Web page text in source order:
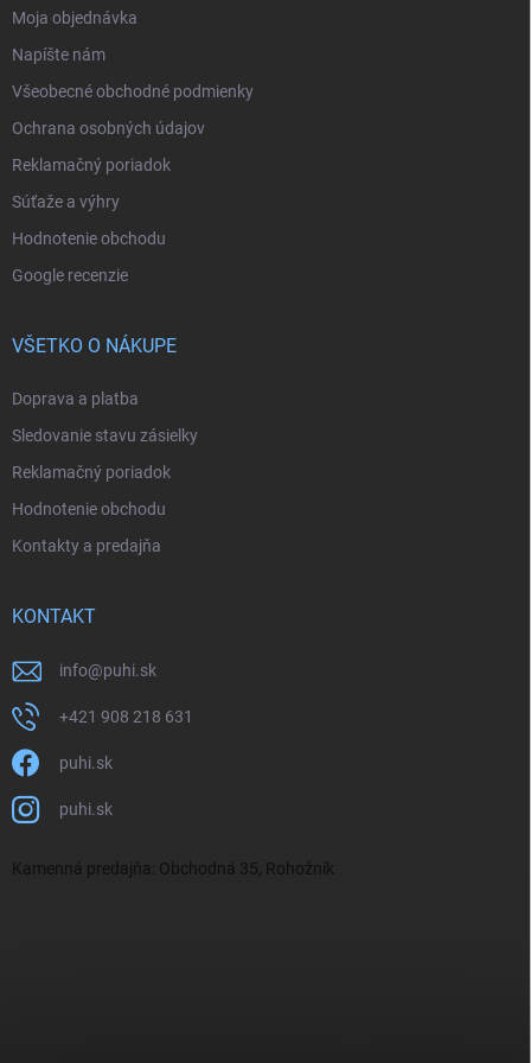
Moja objednávka
Napíšte nám
Všeobecné obchodné podmienky
Ochrana osobných údajov
Reklamačný poriadok
Súťaže a výhry
Hodnotenie obchodu
Google recenzie
VŠETKO O NÁKUPE
Doprava a platba
Sledovanie stavu zásielky
Reklamačný poriadok
Hodnotenie obchodu
Kontakty a predajňa
KONTAKT
info@puhi.sk
+421 908 218 631
puhi.sk
puhi.sk
Kamenná predajňa: Obchodná 35, Rohožník